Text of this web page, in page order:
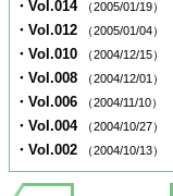
・Vol.014 （2005/01/19）
・Vol.012 （2005/01/04）
・Vol.010 （2004/12/15）
・Vol.008 （2004/12/01）
・Vol.006 （2004/11/10）
・Vol.004 （2004/10/27）
・Vol.002 （2004/10/13）